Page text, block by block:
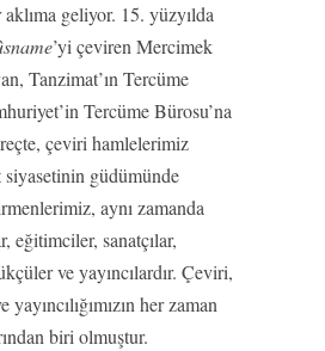
geliyor. 15. yüzyılda
’yi çeviren Mercimek
Tanzimat’ın Tercüme
Tercüme Bürosu’na
çeviri hamlelerimiz
güdümünde
aynı zamanda
eğitimciler, sanatçılar,
ve yayıncılardır. Çeviri,
yayıncılığımızın her zaman
biri olmuştur.